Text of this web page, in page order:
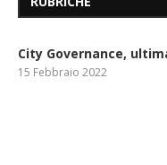
City Governance,
15 Febbraio 2022